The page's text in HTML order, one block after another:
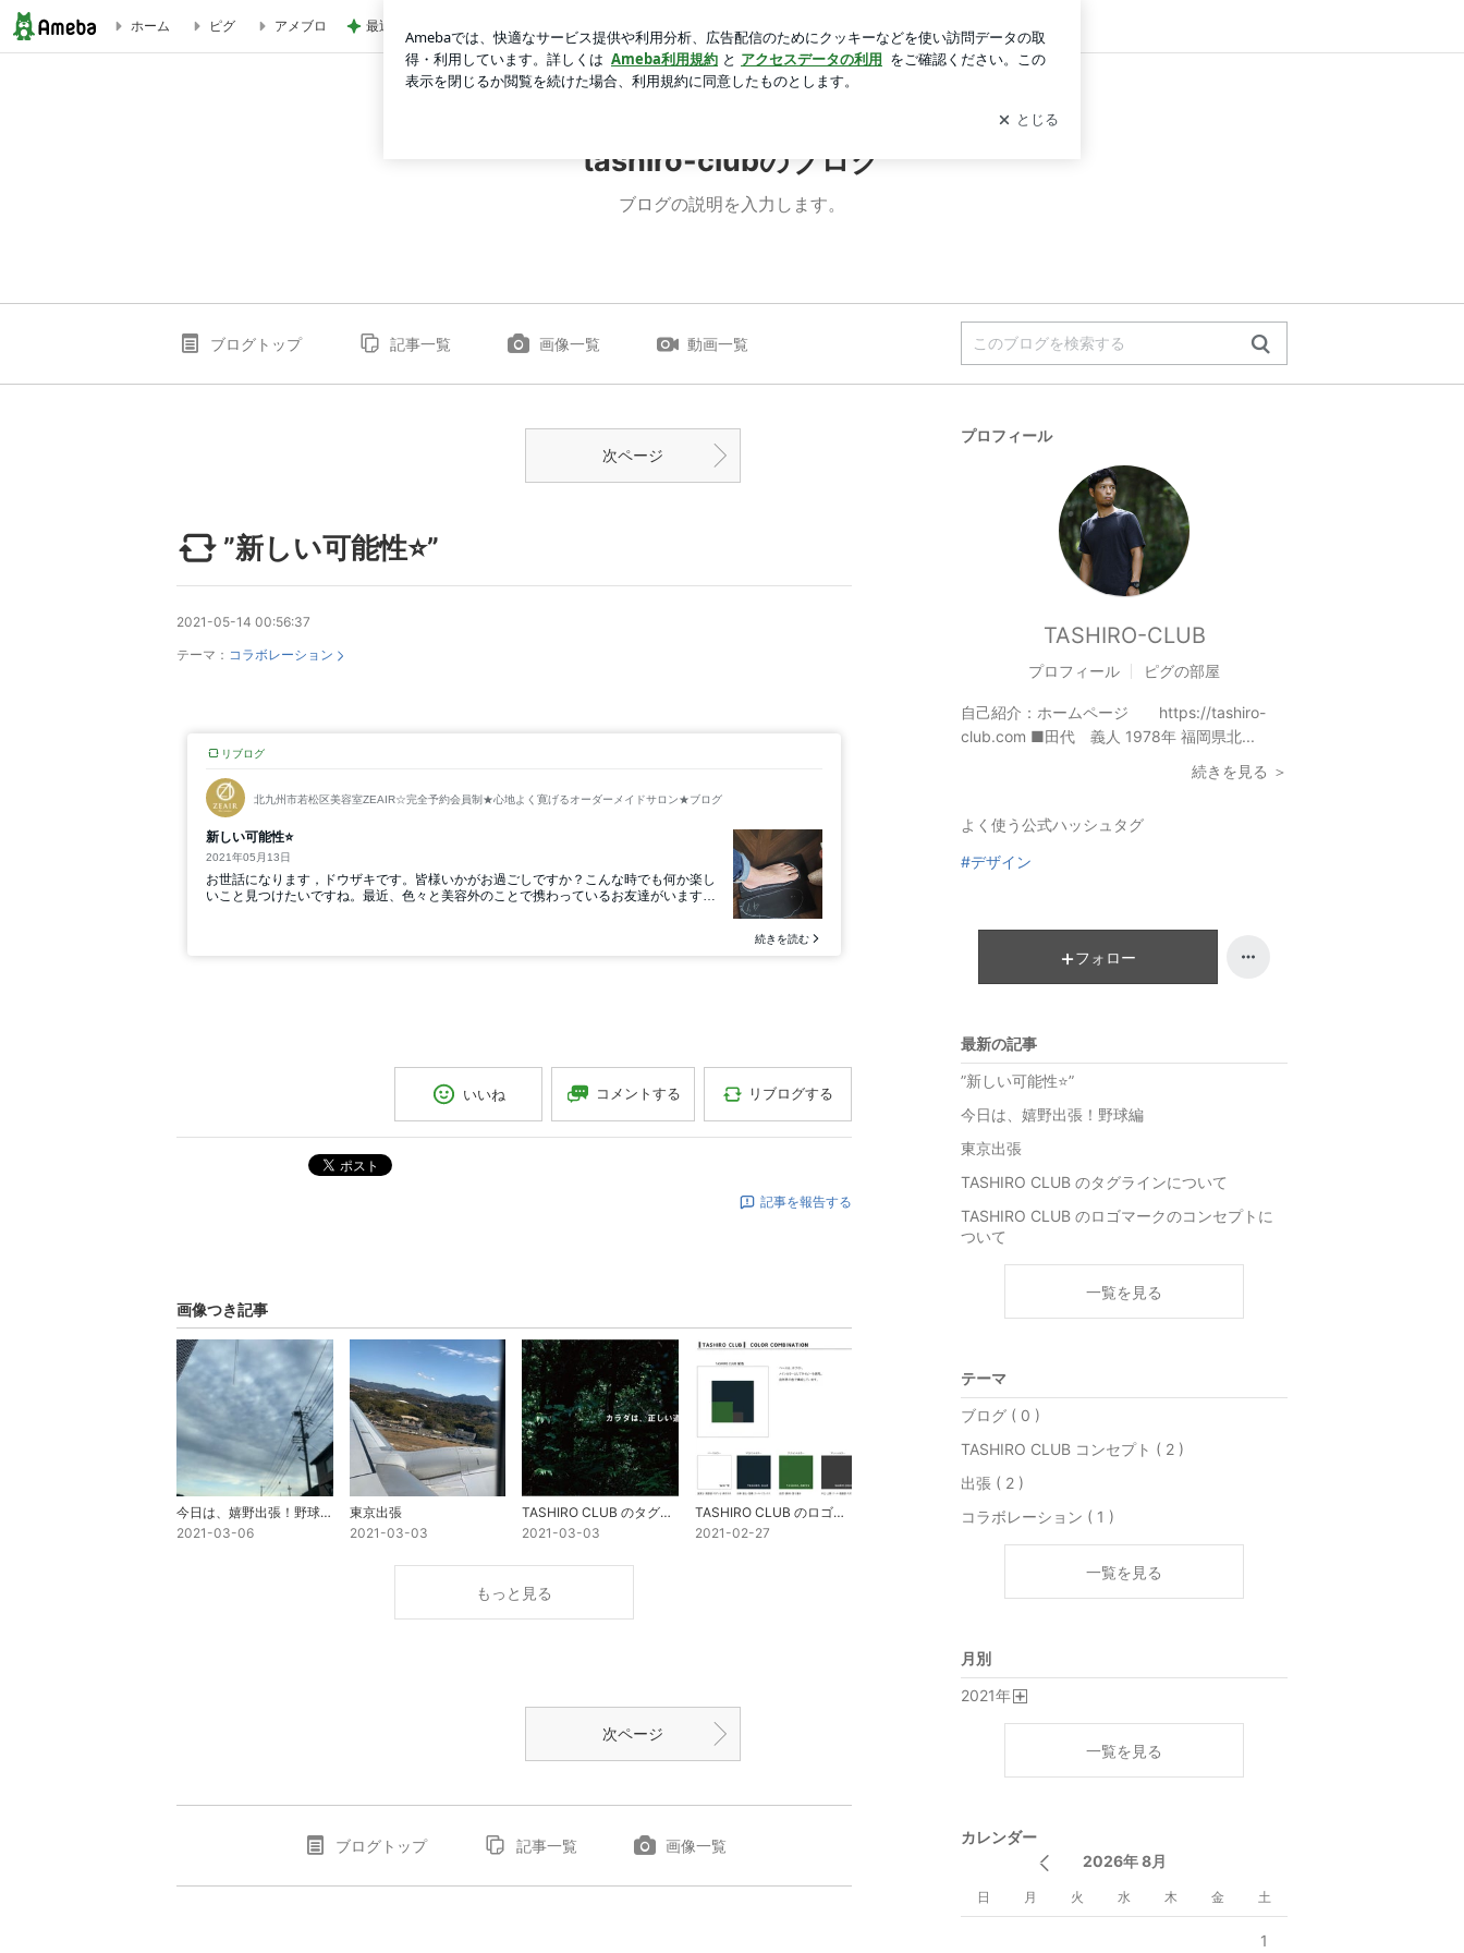
ホーム ピグ アメブロ 最近親しくなった友人のタイ土産 ログイン
tashiro-clubのブログ
ブログの説明を入力します。
ブログトップ 記事一覧 画像一覧 動画一覧
次ページ
”新しい可能性⭐”
2021-05-14 00:56:37
テーマ： コラボレーション
いいね コメントする リブログする
ポスト
記事を報告する
画像つき記事
今日は、嬉野出張！野球編
2021-03-06
東京出張
2021-03-03
TASHIRO CLUB のタグラインについて
2021-03-03
TASHIRO CLUB のロゴマークのコンセプトについて
2021-02-27
もっと見る
次ページ
ブログトップ 記事一覧 画像一覧
プロフィール
TASHIRO-CLUB
プロフィール ピグの部屋
自己紹介： ホームページ https://tashiro-
club.com ■田代 義人 1978年 福岡県北...
続きを見る ＞
よく使う公式ハッシュタグ
#デザイン
フォロー
最新の記事
”新しい可能性⭐”
今日は、嬉野出張！野球編
東京出張
TASHIRO CLUB のタグラインについて
TASHIRO CLUB のロゴマークのコンセプトに
ついて
一覧を見る
テーマ
ブログ ( 0 )
TASHIRO CLUB コンセプト ( 2 )
出張 ( 2 )
コラボレーション ( 1 )
一覧を見る
月別
2021年
一覧を見る
カレンダー
2026年 8月
日 月 火 水 木 金 土
1